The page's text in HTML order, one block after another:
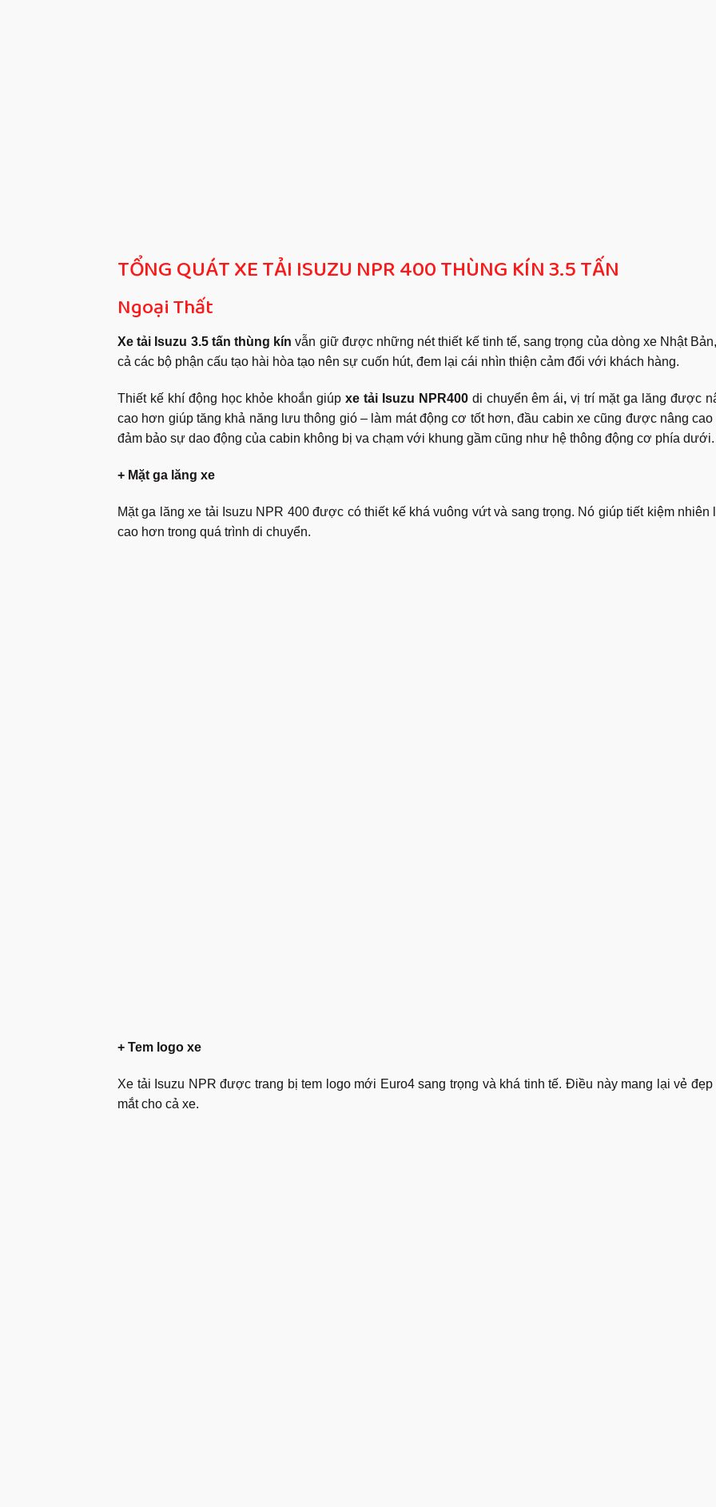
TỔNG QUÁT XE TẢI ISUZU NPR 400 THÙNG KÍN 3.5 TẤN
Ngoại Thất
Xe tải Isuzu 3.5 tấn thùng kínvẫn giữ được những nét thiết kế tinh tế, sang trọng của dòng xe Nhật
cả các bộ phận cấu tạo hài hòa tạo nên sự cuốn hút, đem lại cái nhìn thiện cảm đối với khách hàng.
Thiết kế khí động học khỏe khoắn giúpxe tải Isuzu NPR400 di chuyển êm ái, vị trí mặt ga lăng được
cao hơn giúp tăng khả năng lưu thông gió – làm mát động cơ tốt hơn, đầu cabin xe cũng được nâng cao
đảm bảo sự dao động của cabin không bị va chạm với khung gầm cũng như hệ thông động cơ phía dưới.
+ Mặt ga lăng xe
Mặt ga lăng xe tải Isuzu NPR 400 được có thiết kế khá vuông vứt và sang trọng. Nó giúp tiết kiệm nhiên
cao hơn trong quá trình di chuyển.
+ Tem logo xe
Xe tải Isuzu NPR được trang bị tem logo mới Euro4 sang trọng và khá tinh tế. Điều này mang lại vẻ đẹp
mắt cho cả xe.